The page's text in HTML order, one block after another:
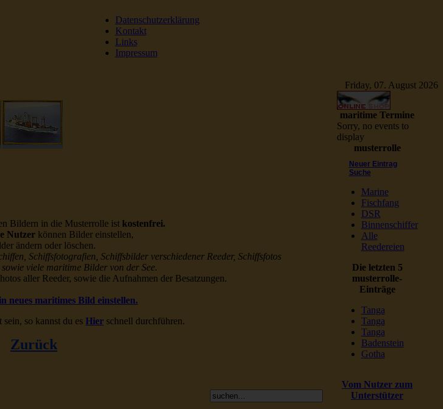
Datenschutzerklärung
Kontakt
Links
Impressum
Friday, 07. August 2026
Bildern in die Musterrolle ist kostenfrei.
Nutzer können Bilder einstellen,
ändern oder löschen.
Schiffsfotografien, Schiffsbilder verschiedener Reeder, Schiffsfotos
viele maritime Bilder von der See.
aller Reeder, sowie die Aufnahmen der Besatzungen.
neues maritimes Bild einstellen.
so kannst du es Hier schnell durchführen.
Zurück
maritime Termine
Sorry, no events to
display
musterrolle
Neuer Eintrag
Suche
Marine
Fischfang
DSR
Binnenschiffer
Alle
Reedereien
Die letzten 5
musterrolle-
Einträge
Tanga
Tanga
Tanga
Badenstein
Gotha
Vom Nutzer zum
Unterstützer